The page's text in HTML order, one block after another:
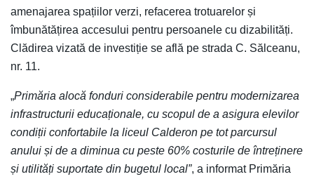
amenajarea spațiilor verzi, refacerea trotuarelor și
îmbunătățirea accesului pentru persoanele cu dizabilități.
Clădirea vizată de investiție se află pe strada C. Sălceanu,
nr. 11.
„Primăria alocă fonduri considerabile pentru modernizarea
infrastructurii educaționale, cu scopul de a asigura elevilor
condiții confortabile la liceul Calderon pe tot parcursul
anului și de a diminua cu peste 60% costurile de întreținere
și utilități suportate din bugetul local”, a informat Primăria